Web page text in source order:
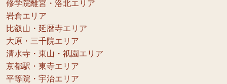
修学院離宮・洛北エリア
岩倉エリア
比叡山・延暦寺エリア
大原・三千院エリア
清水寺・東山・祇園エリア
京都駅・東寺エリア
平等院・宇治エリア